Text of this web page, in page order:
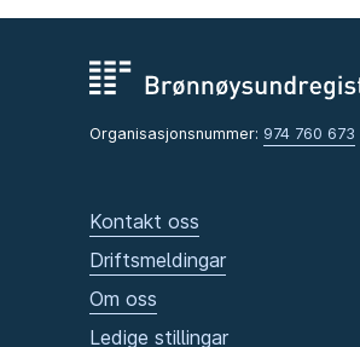
Organisasjonsnummer: 974 760 673
Kontakt oss
Driftsmeldingar
Om oss
Ledige stillingar